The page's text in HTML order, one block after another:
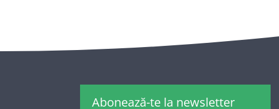
Abonează-te la newsletter